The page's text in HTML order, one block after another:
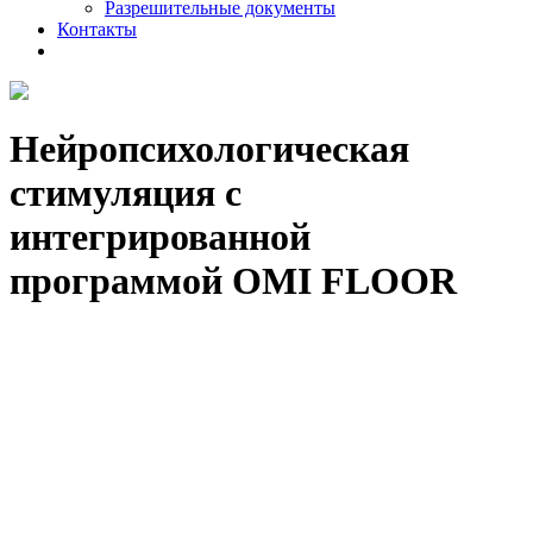
Разрешительные документы
Контакты
Нейропсихологическая
стимуляция с
интегрированной
программой OMI FLOOR